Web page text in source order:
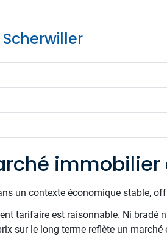
immobilier
un contexte économique stable,
tarifaire est raisonnable. Ni bradé
sur le long terme reflète un